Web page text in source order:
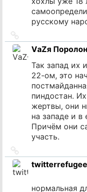
русскому
на
источник
VаZя Поролон
Так запад их
22-ом, это
пиндостан.
жертвы, они
на западе и
Причём они
участь.
на
источник
twitterrefugee
нормальная